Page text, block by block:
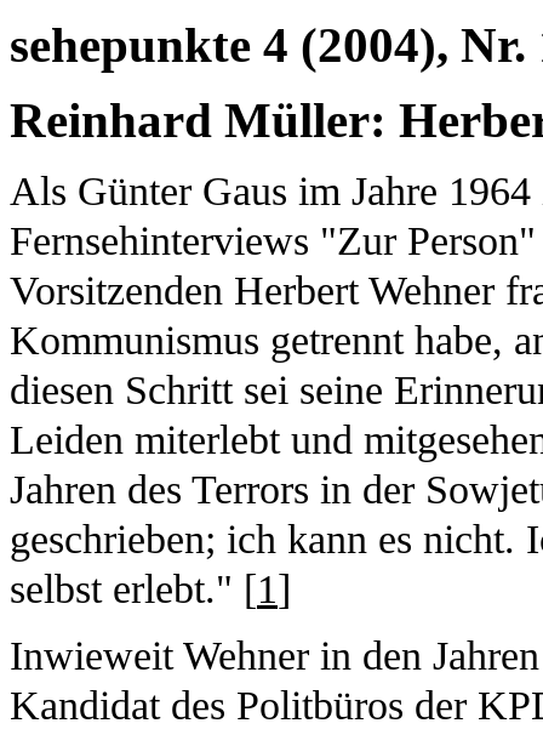
sehepunkte 4 (2004), Nr.
Reinhard Müller:
Als Günter Gaus im Jahre
Fernsehinterviews "Zur
Vorsitzenden Herbert Wehner
Kommunismus getrennt habe,
diesen Schritt sei seine
Leiden miterlebt und
Jahren des Terrors in der
geschrieben; ich kann es nicht.
selbst erlebt." [1]
Inwieweit Wehner in den
Kandidat des Politbüros der